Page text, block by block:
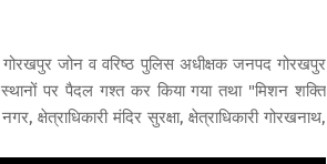
जोन व वरिष्ठ पुलिस अधीक्षक जनपद गोरखपुर
स्थानों पर पैदल गश्त कर किया गया तथा "मिशन शक्ति
मंदिर सुरक्षा, क्षेत्राधिकारी गोरखनाथ,